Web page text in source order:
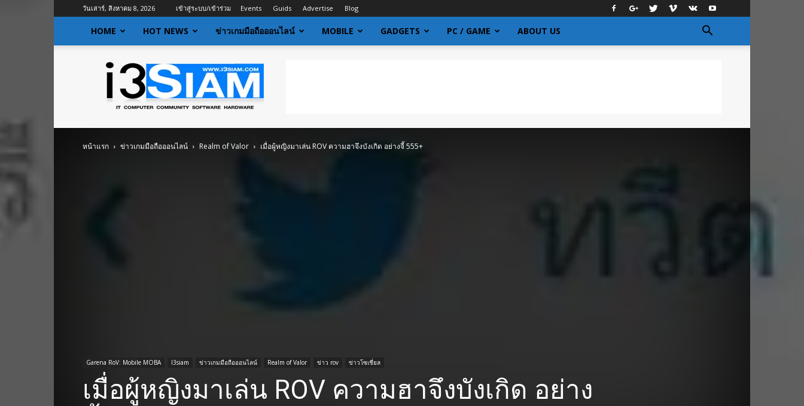
วันเสาร์, สิงหาคม 8, 2026 เข้าสู่ระบบ/เข้าร่วม Events Guids Advertise Blog
HOME HOT NEWS ข่าวเกมมือถือออนไลน์ MOBILE GADGETS PC / GAME ABOUT US
I3siam
ข่าว
ไอที
ข้อมูล
ข่าวสาร
หน้าแรก ข่าวเกมมือถือออนไลน์ Realm of Valor เมื่อผู้หญิงมาเล่น ROV ความฮาจึงบังเกิด อย่างจี้ 555+
Garena RoV: Mobile MOBA I3siam ข่าวเกมมือถือออนไลน์ Realm of Valor ข่าว rov ข่าวโซเชี่ยล
เมื่อผู้หญิงมาเล่น ROV ความฮาจึงบังเกิด อย่าง